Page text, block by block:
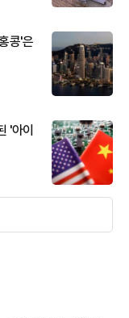
콩'은
'아이